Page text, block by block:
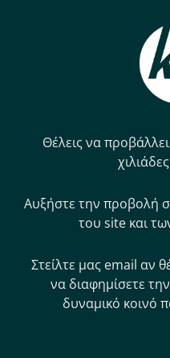
Θέλεις να
Αυξήστε την προβολή
του site και
Στείλτε μας email αν
να διαφημίσετε
δυναμικό κοινό